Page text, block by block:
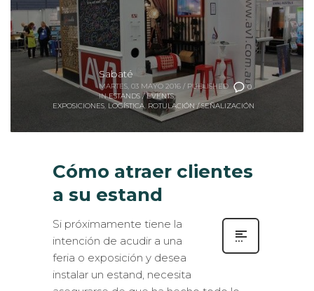
0
Sabaté
MARTES, 03 MAYO 2016 / PUBLISHED
IN ESTANDS / EVENTS,
EXPOSICIONES, LOGÍSTICA, ROTULACIÓN / SEÑALIZACIÓN
Cómo atraer clientes
a su estand
Si próximamente tiene la
intención de acudir a una
feria o exposición y desea
instalar un estand, necesita